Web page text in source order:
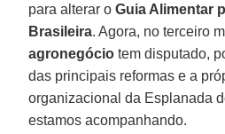
para alterar oGuia Alimentar
Brasileira. Agora, no terceiro
agronegócio tem disputado,
das principais reformas e a
organizacional da Esplanada
estamos acompanhando.